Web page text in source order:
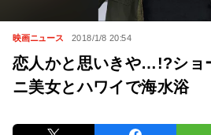
映画ニュース 2018/1/8 20:54
恋人かと思いきや…!?ショ
ニ美女とハワイで海水浴